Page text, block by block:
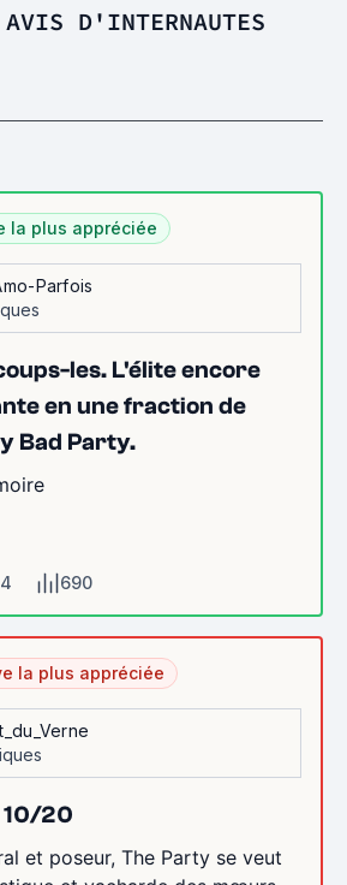
D'INTERNAUTES
la plus appréciée
Parfois
les. L'élite encore
en une fraction de
Bad Party.
4 690
la plus appréciée
10/20
et poseur, The Party se veut